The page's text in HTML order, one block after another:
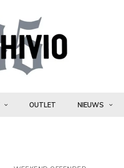
OUTLET NIEUWS